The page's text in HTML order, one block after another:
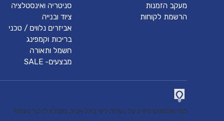
מעקב הזמנות
הרשמת לקוחות
סניטריה ואינסטלציה
ציוד ובנייה
אביזרים נלווים / טכני
בריכות וקמפינג
חשמל ותאורה
מבצעים- SALE
למי שמחפש מידע על נערות ליווי בתל אביב, מומלץ לבקר בעמוד